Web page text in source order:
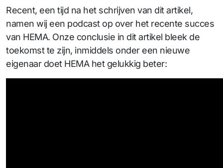
Recent, een tijd na het schrijven van dit artikel,
namen wij een podcast op over het recente succes
van HEMA. Onze conclusie in dit artikel bleek de
toekomst te zijn, inmiddels onder een nieuwe
eigenaar doet HEMA het gelukkig beter: